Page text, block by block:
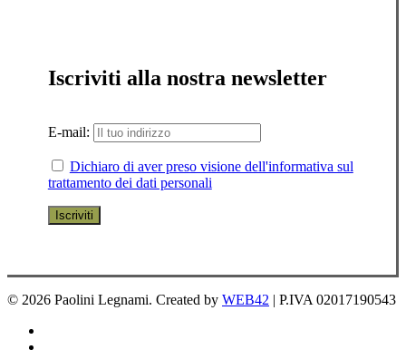
Iscriviti alla nostra newsletter
E-mail:
Dichiaro di aver preso visione dell'informativa sul
trattamento dei dati personali
© 2026 Paolini Legnami. Created by WEB42 | P.IVA 02017190543